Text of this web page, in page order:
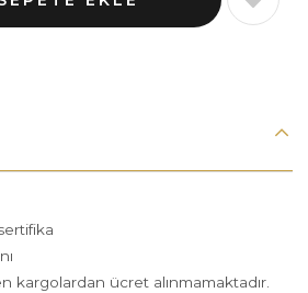
kargolardan ücret alınmamaktadır.